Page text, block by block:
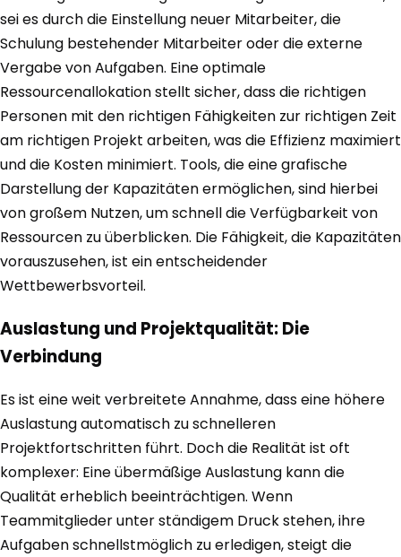
sei es durch die Einstellung neuer Mitarbeiter, die
Schulung bestehender Mitarbeiter oder die externe
Vergabe von Aufgaben. Eine optimale
Ressourcenallokation stellt sicher, dass die richtigen
Personen mit den richtigen Fähigkeiten zur richtigen Zeit
am richtigen Projekt arbeiten, was die Effizienz maximiert
und die Kosten minimiert. Tools, die eine grafische
Darstellung der Kapazitäten ermöglichen, sind hierbei
von großem Nutzen, um schnell die Verfügbarkeit von
Ressourcen zu überblicken. Die Fähigkeit, die Kapazitäten
vorauszusehen, ist ein entscheidender
Wettbewerbsvorteil.
Auslastung und Projektqualität: Die
Verbindung
Es ist eine weit verbreitete Annahme, dass eine höhere
Auslastung automatisch zu schnelleren
Projektfortschritten führt. Doch die Realität ist oft
komplexer: Eine übermäßige Auslastung kann die
Qualität erheblich beeinträchtigen. Wenn
Teammitglieder unter ständigem Druck stehen, ihre
Aufgaben schnellstmöglich zu erledigen, steigt die